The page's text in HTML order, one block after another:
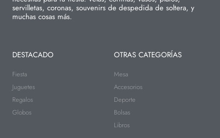
servilletas, coronas, souvenirs de despedida de soltera, y
muchas cosas más.
DESTACADO
Fiesta
Juguetes
Regalos
Globos
OTRAS CATEGORÍAS
Mesa
Accesorios
Deporte
Bolsas
Libros